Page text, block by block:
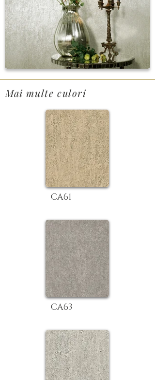
Mai multe culori
CA61
CA63